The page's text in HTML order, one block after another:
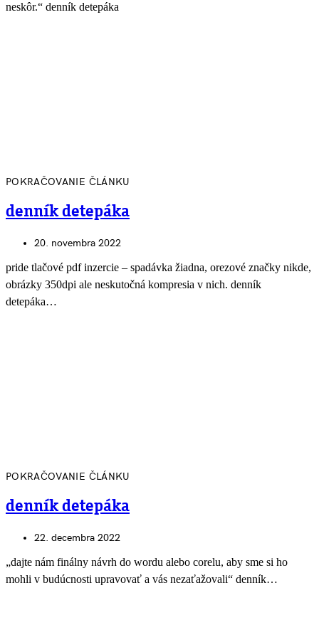
neskôr.“ denník detepáka
POKRAČOVANIE ČLÁNKU
denník detepáka
20. novembra 2022
pride tlačové pdf inzercie – spadávka žiadna, orezové značky nikde,
obrázky 350dpi ale neskutočná kompresia v nich. denník
detepáka…
POKRAČOVANIE ČLÁNKU
denník detepáka
22. decembra 2022
„dajte nám finálny návrh do wordu alebo corelu, aby sme si ho
mohli v budúcnosti upravovať a vás nezaťažovali“ denník…